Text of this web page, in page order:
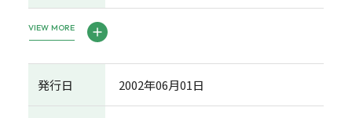
VIEW MORE
発行日 2002年06月01日